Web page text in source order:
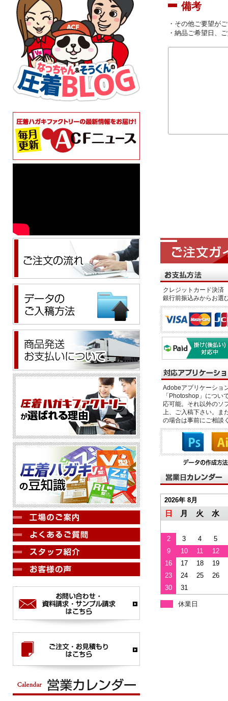
備考
・その他ご要望が
・納品ご希望日、
クレジットカード決
銀行前振込みからお選
Adobeアプリケーショ
「Photoshop」につい
応可能。それ以外のソ
上、ご入稿下さい。ま
の場合は事前にご相談
2026年 8月
日 月 火 水
2 3 4
5
9
10 11
12
16
17 18
19
23
24 25
26
30
31
休業日